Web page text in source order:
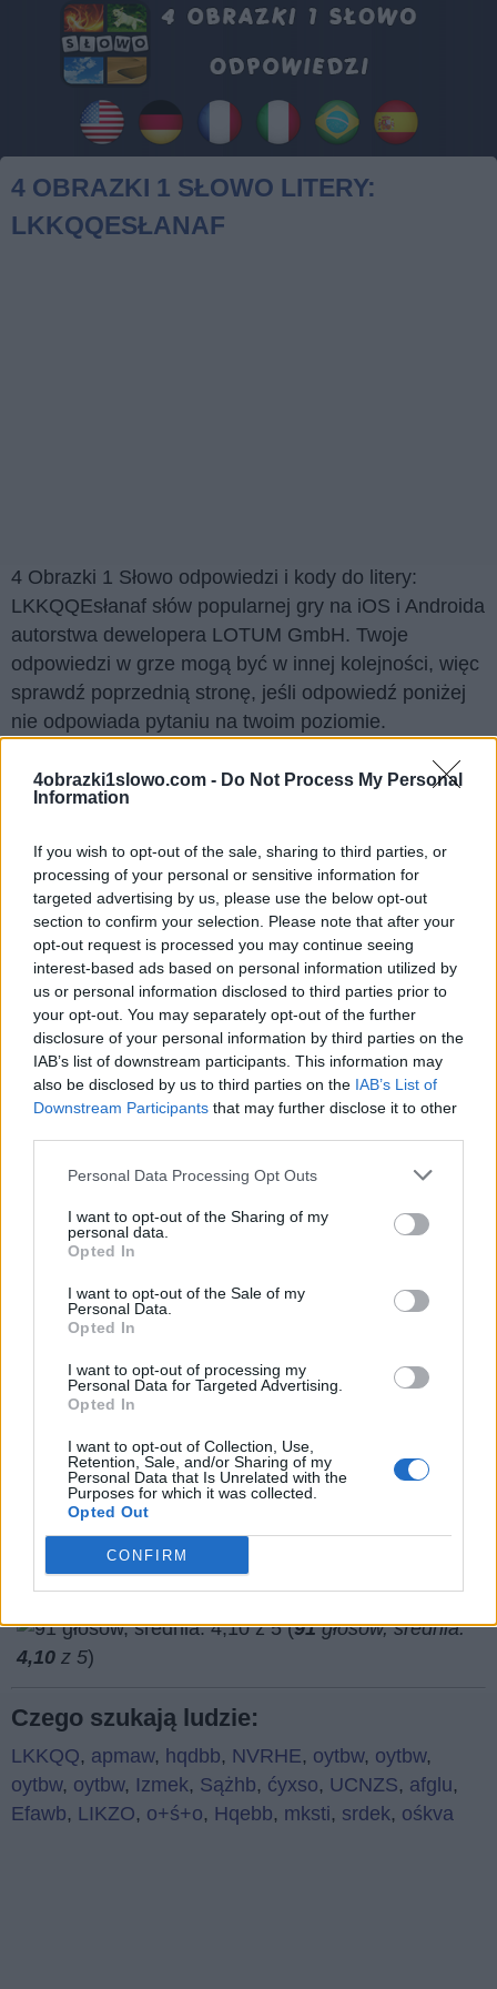
4obrazki1slowo.com - Do Not Process My Personal
Information
If you wish to opt-out of the sale, sharing to third parties, or
processing of your personal or sensitive information for
targeted advertising by us, please use the below opt-out
section to confirm your selection. Please note that after your
opt-out request is processed you may continue seeing
interest-based ads based on personal information utilized by
us or personal information disclosed to third parties prior to
your opt-out. You may separately opt-out of the further
disclosure of your personal information by third parties on the
IAB’s list of downstream participants. This information may
also be disclosed by us to third parties on the IAB’s List of
Downstream Participants that may further disclose it to other
Personal Data Processing Opt Outs
I want to opt-out of the Sharing of my
personal data.
Opted In
I want to opt-out of the Sale of my
Personal Data.
Opted In
I want to opt-out of processing my
Personal Data for Targeted Advertising.
Opted In
I want to opt-out of Collection, Use,
Retention, Sale, and/or Sharing of my
Personal Data that Is Unrelated with the
Purposes for which it was collected.
Opted Out
CONFIRM
4 OBRAZKI 1 SŁOWO LITERY:
LKKQQESŁANAF
4 Obrazki 1 Słowo odpowiedzi i kody do litery:
LKKQQEsłanaf słów popularnej gry na iOS i Androida
autorstwa dewelopera LOTUM GmbH. Twoje
odpowiedzi w grze mogą być w innej kolejności, więc
sprawdź poprzednią stronę, jeśli odpowiedź poniżej
nie odpowiada pytaniu na twoim poziomie.
Wyszukaj według liter, wprowadź
wszystkie litery:
Wyszukaj
według
liter,
wprowadź
wszystkie
litery:
Szukaj
Kliknij na zdjęcie, aby zobaczyć odpowiedź.
Co sądzisz o naszej stronie?
(91głosów, średnia:
4,10 z 5)
Czego szukają ludzie:
LKKQQ, apmaw, hqdbb, NVRHE, oytbw, oytbw,
oytbw, oytbw, Izmek, Sążhb, ćyxso, UCNZS, afglu,
Efawb, LIKZO, o+ś+o, Hqebb, mksti, srdek, ośkva